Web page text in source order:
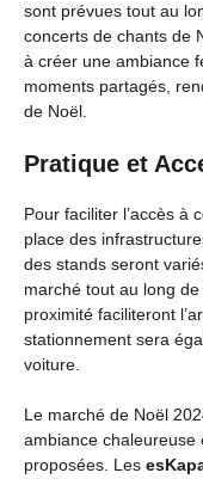
sont prévues tout au
concerts de chants de
à créer une ambiance
moments partagés,
de Noël.
Pratique et
Pour faciliter l’accès à
place des
des stands seront
marché tout au long
proximité faciliteront
stationnement sera
voiture.
Le marché de Noël
ambiance chaleureuse
proposées. Les